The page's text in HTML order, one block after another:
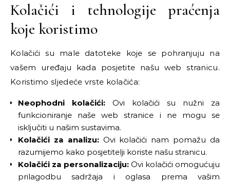
Kolačići i tehnologije praćenja
koje koristimo
Kolačići su male datoteke koje se pohranjuju na
vašem uređaju kada posjetite našu web stranicu.
Koristimo sljedeće vrste kolačića:
Neophodni kolačići: Ovi kolačići su nužni za
funkcioniranje naše web stranice i ne mogu se
isključiti u našim sustavima.
Kolačići za analizu:Ovi kolačići nam pomažu da
razumijemo kako posjetitelji koriste našu stranicu.
Kolačići za personalizaciju: Ovi kolačići omogućuju
prilagodbu sadržaja i oglasa prema vašim